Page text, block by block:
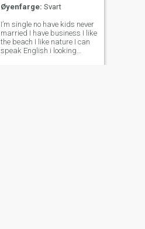
Øyenfarge: Svart
I’m single no have kids never
married I have business I like
the beach I like nature I can
speak English i looking